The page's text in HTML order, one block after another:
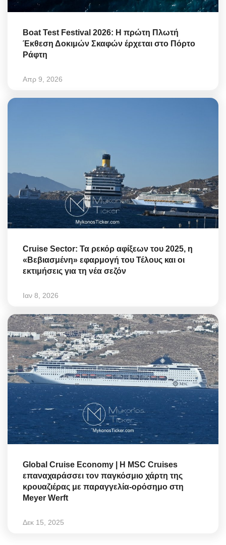
Boat Test Festival 2026: Η πρώτη Πλωτή
Έκθεση Δοκιμών Σκαφών έρχεται στο Πόρτο
Ράφτη
Απρ 9, 2026
Cruise Sector: Τα ρεκόρ αφίξεων του 2025, η
«Βεβιασμένη» εφαρμογή του Τέλους και οι
εκτιμήσεις για τη νέα σεζόν
Ιαν 8, 2026
Global Cruise Economy | Η MSC Cruises
επαναχαράσσει τον παγκόσμιο χάρτη της
κρουαζιέρας με παραγγελία-ορόσημο στη
Meyer Werft
Δεκ 15, 2025